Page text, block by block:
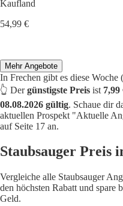
Kaufland
54,99 €
Mehr Angebote
In Frechen gibt es diese
👆 Dergünstigste Preis ist 7,99
08.08.2026 gültig. Schaue dir
aktuellen Prospekt "Aktuelle
auf Seite 17 an.
Staubsauger Preis
Vergleiche alle Staubsauger
den höchsten Rabatt und spare
Geld.